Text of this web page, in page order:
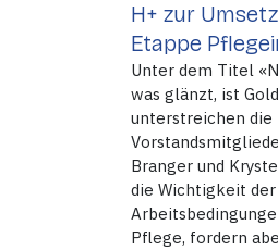
H+ zur
Etappe
Unter dem Titel
was glänzt, ist
unterstreichen die
Branger und
die Wichtigkeit der
Pflege, fordern